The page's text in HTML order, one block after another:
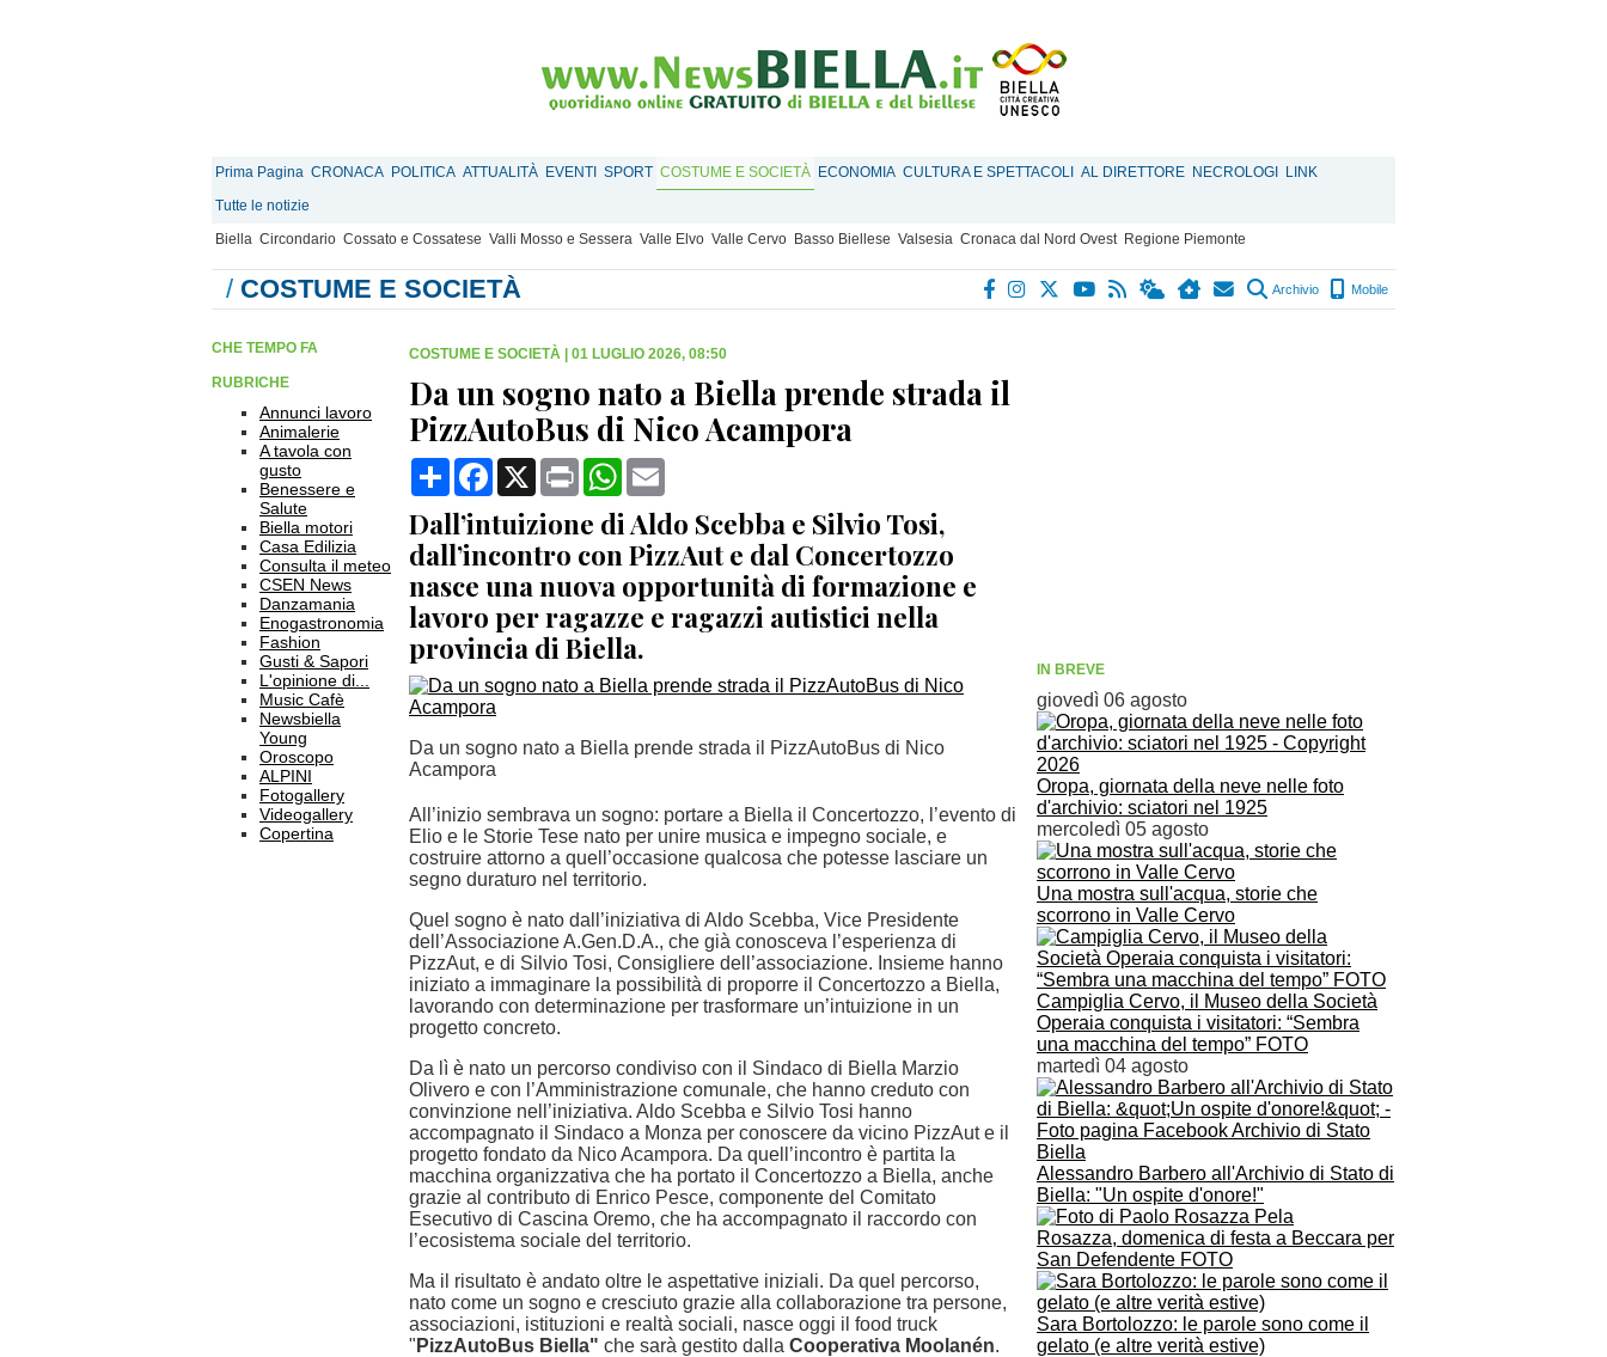
Prima Pagina CRONACA POLITICA ATTUALITÀ EVENTI SPORT COSTUME E SOCIETÀ ECONOMIA CULTURA E SPETTACOLI AL DIRETTORE NECROLOGI
LINK
Tutte le notizie
Biella Circondario Cossato e Cossatese Valli Mosso e Sessera Valle Elvo Valle Cervo Basso Biellese Valsesia Cronaca dal Nord Ovest Regione Piemonte
/ COSTUME E SOCIETÀ Archivio Mobile
IN BREVE
giovedì 06 agosto
Oropa, giornata della neve nelle foto
d'archivio: sciatori nel 1925
mercoledì 05 agosto
Una mostra sull'acqua, storie che
scorrono in Valle Cervo
Campiglia Cervo, il Museo della Società
Operaia conquista i visitatori: “Sembra
una macchina del tempo” FOTO
martedì 04 agosto
Alessandro Barbero all'Archivio di Stato di
Biella: "Un ospite d'onore!"
Rosazza, domenica di festa a Beccara per
San Defendente FOTO
Sara Bortolozzo: le parole sono come il
gelato (e altre verità estive)
CHE TEMPO FA
RUBRICHE
Annunci lavoro
Animalerie
A tavola con
gusto
Benessere e
Salute
Biella motori
Casa Edilizia
Consulta il meteo
CSEN News
Danzamania
Enogastronomia
Fashion
Gusti & Sapori
L'opinione di...
Music Cafè
Newsbiella
Young
Oroscopo
ALPINI
Fotogallery
Videogallery
Copertina
COSTUME E SOCIETÀ 01 LUGLIO 2026, 08:50
Da un sogno nato a Biella prende strada il
PizzAutoBus di Nico Acampora
CondividiFacebook
X Print WhatsApp
Dall’intuizione di Aldo Scebba e Silvio Tosi,
dall’incontro con PizzAut e dal Concertozzo
nasce una nuova opportunità di formazione e
lavoro per ragazze e ragazzi autistici nella
provincia di Biella.
Da un sogno nato a Biella prende strada il PizzAutoBus di Nico
Acampora
All’inizio sembrava un sogno: portare a Biella il Concertozzo, l’evento di
Elio e le Storie Tese nato per unire musica e impegno sociale, e
costruire attorno a quell’occasione qualcosa che potesse lasciare un
segno duraturo nel territorio.
Quel sogno è nato dall’iniziativa di Aldo Scebba, Vice Presidente
dell’Associazione A.Gen.D.A., che già conosceva l’esperienza di
PizzAut, e di Silvio Tosi, Consigliere dell’associazione. Insieme hanno
iniziato a immaginare la possibilità di proporre il Concertozzo a Biella,
lavorando con determinazione per trasformare un’intuizione in un
progetto concreto.
Da lì è nato un percorso condiviso con il Sindaco di Biella Marzio
Olivero e con l’Amministrazione comunale, che hanno creduto con
convinzione nell’iniziativa. Aldo Scebba e Silvio Tosi hanno
accompagnato il Sindaco a Monza per conoscere da vicino PizzAut e il
progetto fondato da Nico Acampora. Da quell’incontro è partita la
macchina organizzativa che ha portato il Concertozzo a Biella, anche
grazie al contributo di Enrico Pesce, componente del Comitato
Esecutivo di Cascina Oremo, che ha accompagnato il raccordo con
l’ecosistema sociale del territorio.
Ma il risultato è andato oltre le aspettative iniziali. Da quel percorso,
nato come un sogno e cresciuto grazie alla collaborazione tra persone,
associazioni, istituzioni e realtà sociali, nasce oggi il food truck
" PizzAutoBus Biella" che sarà gestito dalla Cooperativa Moolanén.